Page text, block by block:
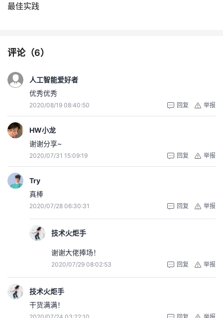
最佳实践
评论（6）
人工智能爱好者
优秀优秀
2020/08/19 08:40:50 举报
回复
HW小龙
谢谢分享~
2020/07/31 15:09:19 举报
回复
Try
真棒
2020/07/28 06:30:31 举报
回复
技术火炬手
谢谢大佬捧场！
2020/07/29 08:02:53 举报
回复
技术火炬手
干货满满！